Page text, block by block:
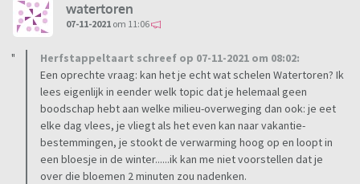
watertoren
07-11-2021 om 11:06
Herfstappeltaart schreef op 07-11-2021 om 08:02:
Een oprechte vraag: kan het je echt wat schelen Watertoren? Ik
lees eigenlijk in eender welk topic dat je helemaal geen
boodschap hebt aan welke milieu-overweging dan ook: je eet
elke dag vlees, je vliegt als het even kan naar vakantie-
bestemmingen, je stookt de verwarming hoog op en loopt in
een bloesje in de winter......ik kan me niet voorstellen dat je
over die bloemen 2 minuten zou nadenken.